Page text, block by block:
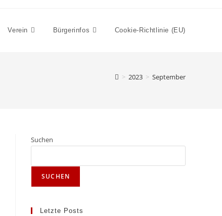
Verein Bürgerinfos Cookie-Richtlinie (EU)
> 2023 > September
Suchen
SUCHEN
Letzte Posts